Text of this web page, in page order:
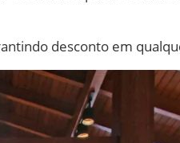
desconto em